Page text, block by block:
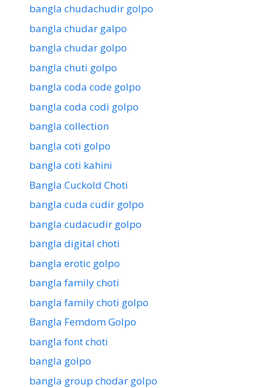
bangla chudachudir golpo
bangla chudar galpo
bangla chudar golpo
bangla chuti golpo
bangla coda code golpo
bangla coda codi golpo
bangla collection
bangla coti golpo
bangla coti kahini
Bangla Cuckold Choti
bangla cuda cudir golpo
bangla cudacudir golpo
bangla digital choti
bangla erotic golpo
bangla family choti
bangla family choti golpo
Bangla Femdom Golpo
bangla font choti
bangla golpo
bangla group chodar golpo